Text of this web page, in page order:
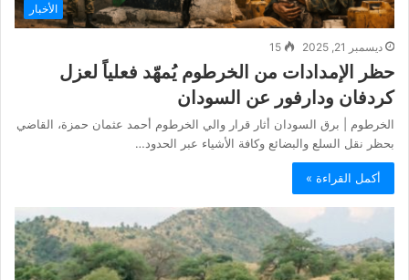
الأخبار
ديسمبر 21, 2025 15
حظر الإمدادات من الخرطوم يُمهّد فعلياً لعزل
كردفان ودارفور عن السودان
الخرطوم | برق السودان أثار قرار والي الخرطوم أحمد عثمان حمزة، القاضي
بحظر نقل السلع والبضائع وكافة الأشياء عبر الحدود…
أكمل القراءة »